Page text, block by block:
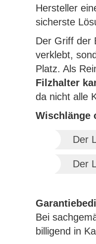
Hersteller
sicherste
Der Griff der
verklebt,
Platz. Als
Filzhalter
da nicht alle
Wischlänge
Der
Der
Bei
billigend in